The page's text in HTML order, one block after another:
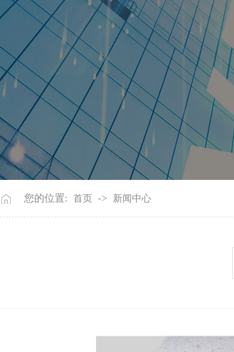
您的位置: 首页 -> 新闻中心